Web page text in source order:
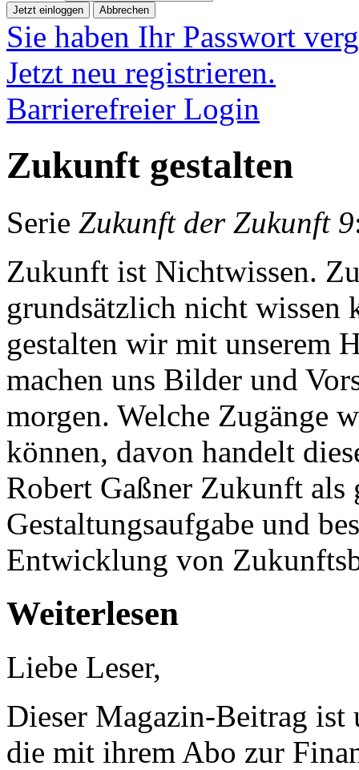
Jetzt einloggen Abbrechen
Sie haben Ihr Passwort
Jetzt neu registrieren.
Barrierefreier Login
Zukunft gestalten
Serie Zukunft der Zukunft 9
Zukunft ist Nichtwissen.
grundsätzlich nicht wissen
gestalten wir mit unserem
machen uns Bilder und
morgen. Welche Zugänge
können, davon handelt
Robert Gaßner Zukunft als
Gestaltungsaufgabe und
Entwicklung von
Weiterlesen
Liebe Leser,
Dieser Magazin-Beitrag ist
die mit ihrem Abo zur